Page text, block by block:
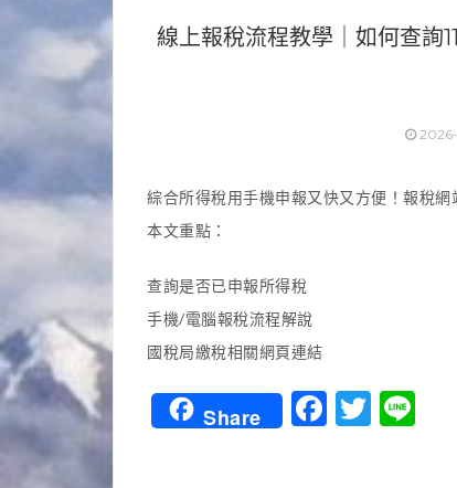
線上報稅流程教學｜如何查詢
綜合所得稅用手機申報又快又方便！報稅
本文重點：
查詢是否已申報所得稅
手機/電腦報稅流程解說
國稅局繳稅相關網頁連結
Share Facebook